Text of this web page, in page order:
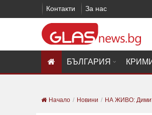
Контакти За нас
БЪЛГАРИЯ
Начало Новини НА ЖИВО: